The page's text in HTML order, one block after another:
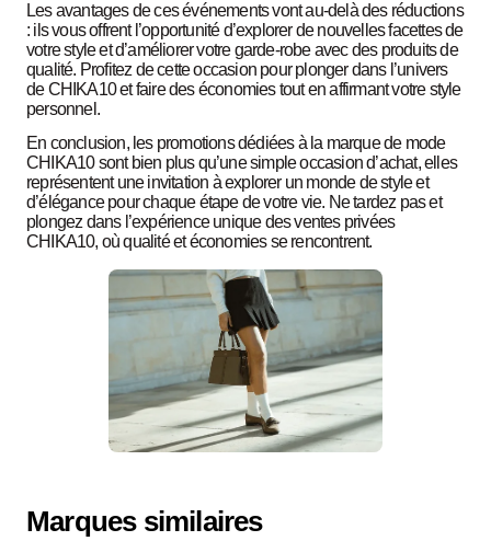
Les avantages de ces événements vont au-delà des réductions
: ils vous offrent l’opportunité d’explorer de nouvelles facettes de
votre style et d’améliorer votre garde-robe avec des produits de
qualité. Profitez de cette occasion pour plonger dans l’univers
de CHIKA10 et faire des économies tout en affirmant votre style
personnel.
En conclusion, les promotions dédiées à la marque de mode
CHIKA10 sont bien plus qu’une simple occasion d’achat, elles
représentent une invitation à explorer un monde de style et
d’élégance pour chaque étape de votre vie. Ne tardez pas et
plongez dans l’expérience unique des ventes privées
CHIKA10, où qualité et économies se rencontrent.
Marques similaires